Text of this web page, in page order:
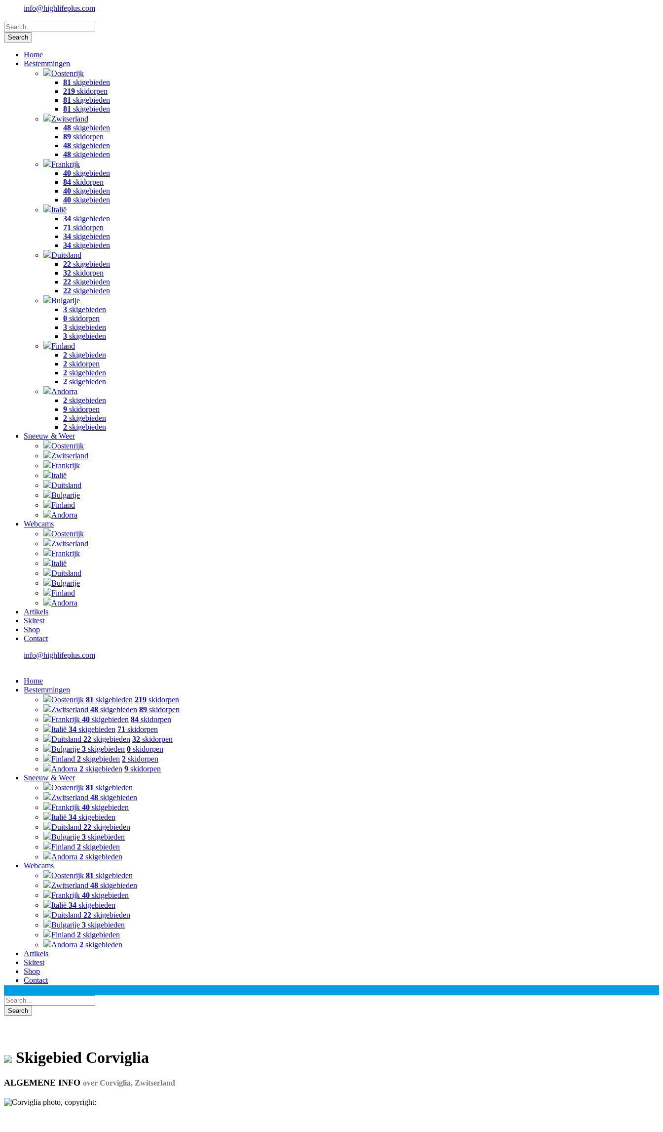
info@highlifeplus.com
Home
Bestemmingen
Oostenrijk
81 skigebieden
219 skidorpen
81 skigebieden
81 skigebieden
Zwitserland
48 skigebieden
89 skidorpen
48 skigebieden
48 skigebieden
Frankrijk
40 skigebieden
84 skidorpen
40 skigebieden
40 skigebieden
Italië
34 skigebieden
71 skidorpen
34 skigebieden
34 skigebieden
Duitsland
22 skigebieden
32 skidorpen
22 skigebieden
22 skigebieden
Bulgarije
3 skigebieden
0 skidorpen
3 skigebieden
3 skigebieden
Finland
2 skigebieden
2 skidorpen
2 skigebieden
2 skigebieden
Andorra
2 skigebieden
9 skidorpen
2 skigebieden
2 skigebieden
Sneeuw & Weer
Oostenrijk
Zwitserland
Frankrijk
Italië
Duitsland
Bulgarije
Finland
Andorra
Webcams
Oostenrijk
Zwitserland
Frankrijk
Italië
Duitsland
Bulgarije
Finland
Andorra
Artikels
Skitest
Shop
Contact
info@highlifeplus.com
Home
Bestemmingen
Oostenrijk 81 skigebieden 219 skidorpen
Zwitserland 48 skigebieden 89 skidorpen
Frankrijk 40 skigebieden 84 skidorpen
Italië 34 skigebieden 71 skidorpen
Duitsland 22 skigebieden 32 skidorpen
Bulgarije 3 skigebieden 0 skidorpen
Finland 2 skigebieden 2 skidorpen
Andorra 2 skigebieden 9 skidorpen
Sneeuw & Weer
Oostenrijk 81 skigebieden
Zwitserland 48 skigebieden
Frankrijk 40 skigebieden
Italië 34 skigebieden
Duitsland 22 skigebieden
Bulgarije 3 skigebieden
Finland 2 skigebieden
Andorra 2 skigebieden
Webcams
Oostenrijk 81 skigebieden
Zwitserland 48 skigebieden
Frankrijk 40 skigebieden
Italië 34 skigebieden
Duitsland 22 skigebieden
Bulgarije 3 skigebieden
Finland 2 skigebieden
Andorra 2 skigebieden
Artikels
Skitest
Shop
Contact
Skigebied Corviglia
ALGEMENE INFO over Corviglia, Zwitserland